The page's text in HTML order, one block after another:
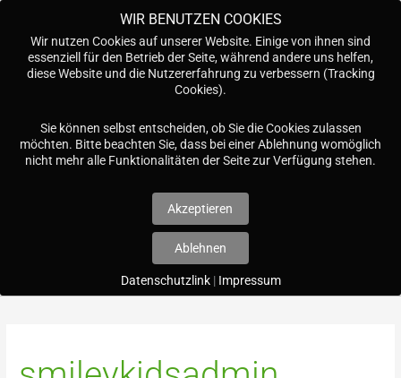
springen
Menü
n
s
t
a
g
m
WIR BENUTZEN COOKIES
Wir nutzen Cookies auf unserer Website. Einige von ihnen sind
essenziell für den Betrieb der Seite, während andere uns helfen,
diese Website und die Nutzererfahrung zu verbessern (Tracking
Cookies).
Sie können selbst entscheiden, ob Sie die Cookies zulassen
möchten. Bitte beachten Sie, dass bei einer Ablehnung womöglich
nicht mehr alle Funktionalitäten der Seite zur Verfügung stehen.
Datenschutzlink | Impressum